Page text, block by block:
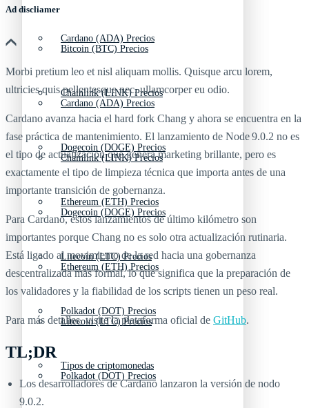
Cardano (ADA) Precios
Chainlink (LINK) Precios
Dogecoin (DOGE) Precios
Ethereum (ETH) Precios
Litecoin (LTC) Precios
Polkadot (DOT) Precios
Tipos de criptomonedas
Bitcoin (BTC) Precios
Cardano (ADA) Precios
Chainlink (LINK) Precios
Dogecoin (DOGE) Precios
Ethereum (ETH) Precios
Litecoin (LTC) Precios
Polkadot (DOT) Precios
Ad discliamer
Morbi pretium leo et nisl aliquam mollis. Quisque arcu lorem,
ultricies quis pellentesque nec, ullamcorper eu odio.
Cardano avanza hacia el hard fork Chang y ahora se encuentra en la
fase práctica de mantenimiento. El lanzamiento de Node 9.0.2 no es
el tipo de actualización que genera marketing brillante, pero es
exactamente el tipo de limpieza técnica que importa antes de una
importante transición de gobernanza.
Para Cardano, estos lanzamientos de último kilómetro son
importantes porque Chang no es solo otra actualización rutinaria.
Está ligado al movimiento de la red hacia una gobernanza
descentralizada más formal, lo que significa que la preparación de
los validadores y la fiabilidad de los scripts tienen un peso real.
Para más detalles, visite la plataforma oficial de GitHub.
TL;DR
Los desarrolladores de Cardano lanzaron la versión de nodo
9.0.2.